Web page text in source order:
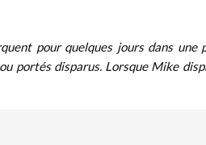
pour quelques jours dans
portés disparus. Lorsque Mike